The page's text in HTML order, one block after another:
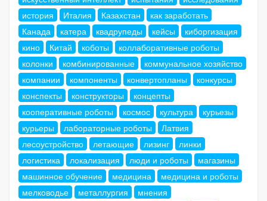
история
Италия Казахстан
как заработать
Канада
катера квадрупеды кейсы
киборгизация
кино
Китай коботы
коллаборативные роботы
колонки
комбинированные
коммунальное хозяйство
компании
компоненты конвертопланы
конкурсы
конспекты
конструкторы
концепты
кооперативные роботы
космос культура
курьезы
курьеры
лабораторные роботы
Латвия
лесоустройство
летающие лизинг
линки
логистика
локализация люди и роботы
магазины
машинное обучение
медицина
медицина и роботы
мелководье
металлургия
мнения